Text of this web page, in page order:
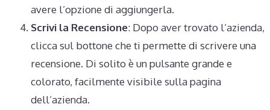
avere l’opzione di aggiungerla.
Scrivi la Recensione: Dopo aver trovato l’azienda,
clicca sul bottone che ti permette di scrivere una
recensione. Di solito è un pulsante grande e
colorato, facilmente visibile sulla pagina
dell’azienda.